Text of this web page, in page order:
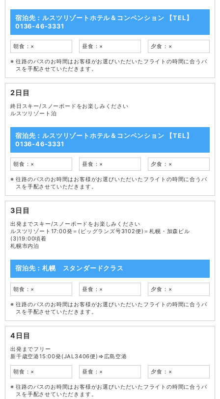
宿泊先：ルスツリゾートホテル＆コンベンション 【TEL】
0136-46-3331
朝食：× 昼食：× 夕食：×
往路のバスのお時間はお客様がお選びいただいたフライトの時間に合うバ
スを手配させていただきます。
2日目
終日スキー/スノーボードをお楽しみください
ルスツリゾート泊
宿泊先：ルスツリゾートホテル＆コンベンション 【TEL】
0136-46-3331
朝食：× 昼食：× 夕食：×
往路のバスのお時間はお客様がお選びいただいたフライトの時間に合うバ
スを手配させていただきます。
3日目
出発までスキー/スノーボードをお楽しみください
ルスツリゾート17:00発＝(ビッグランズ号3102便)＝札幌・加森ビル
(3)19:00頃着
札幌市内泊
宿泊先：札幌 スタンダードクラス
朝食：× 昼食：× 夕食：×
往路のバスのお時間はお客様がお選びいただいたフライトの時間に合うバ
スを手配させていただきます。
4日目
出発までフリー
新千歳空港15:00発(JAL3406便)⇒広島空港
朝食：× 昼食：× 夕食：×
往路のバスのお時間はお客様がお選びいただいたフライトの時間に合うバ
スを手配させていただきます。